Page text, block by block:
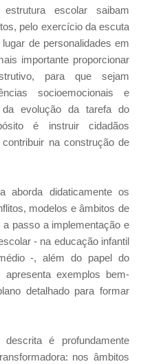
escolar saibam
pelo exercício da escuta
de personalidades em
importante proporcionar
para que sejam
socioemocionais e
evolução da tarefa do
é instruir cidadãos
na construção de
aborda didaticamente os
modelos e âmbitos de
passo a implementação e
- na educação infantil
-, além do papel do
exemplos bem-
detalhado para formar
é profundamente
nos âmbitos